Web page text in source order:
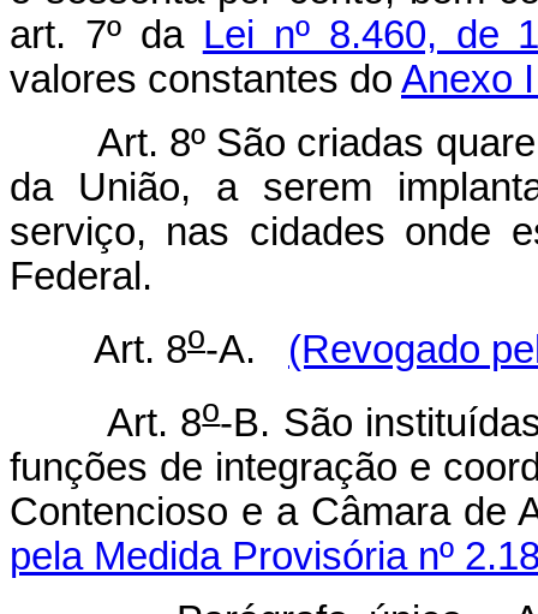
art. 7º da Lei nº 8.460, de
valores constantes do Anexo
Art. 8º São criadas
da União, a serem
serviço, nas cidades onde
Federal.
Art. 8o-A. (Revogado
Art. 8o-B. São
funções de integração e
Contencioso e a Câmara
pela Medida Provisória nº